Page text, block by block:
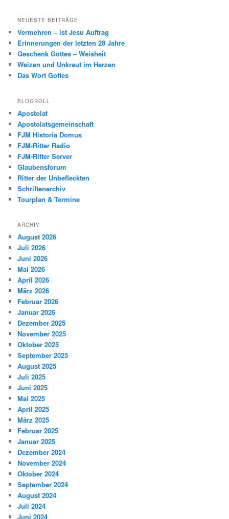
NEUESTE BEITRÄGE
Vermehren – ist Jesu Auftrag
Erinnerungen der letzten 28 Jahre
Geschenk Gottes – Weisheit
Weizen und Unkraut im Herzen
Das Wort Gottes
BLOGROLL
Apostolat
Apostolatsgemeinschaft
FJM Historia Domus
FJM-Ritter Radio
FJM-Ritter Server
Glaubensforum
Ritter der Unbefleckten
Schriftenarchiv
Tourplan & Termine
ARCHIV
August 2026
Juli 2026
Juni 2026
Mai 2026
April 2026
März 2026
Februar 2026
Januar 2026
Dezember 2025
November 2025
Oktober 2025
September 2025
August 2025
Juli 2025
Juni 2025
Mai 2025
April 2025
März 2025
Februar 2025
Januar 2025
Dezember 2024
November 2024
Oktober 2024
September 2024
August 2024
Juli 2024
Juni 2024